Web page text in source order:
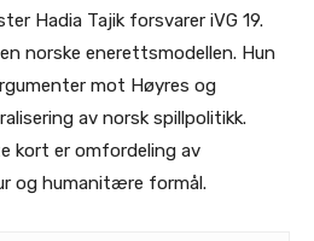
Hadia Tajik forsvarer iVG 19.
norske enerettsmodellen. Hun
mot Høyres og
av norsk spillpolitikk.
kort er omfordeling av
og humanitære formål.